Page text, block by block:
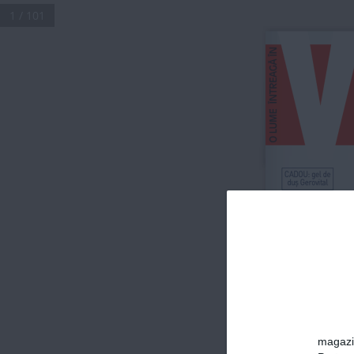
FEBRUARIE 2022
CADOU: gel de
duș Gerovital